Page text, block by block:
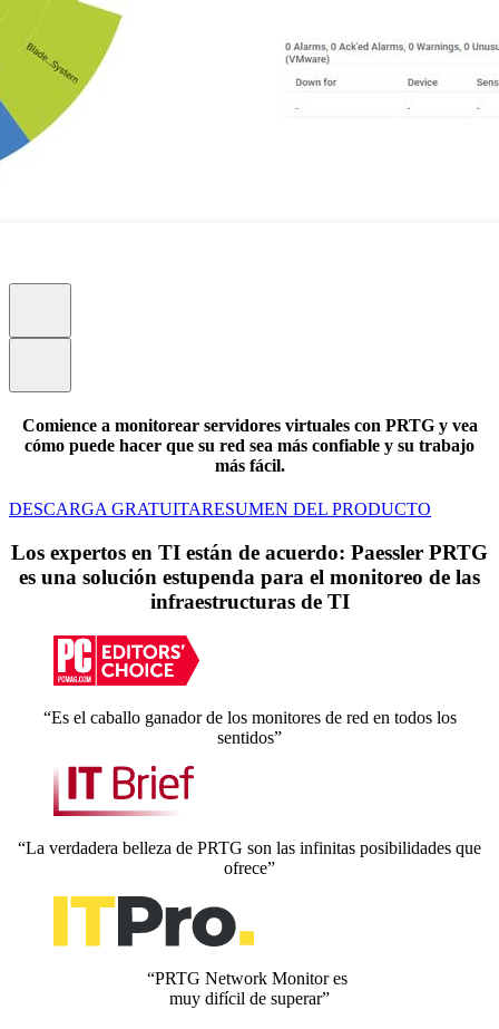
Comience a monitorear servidores virtuales con PRTG y vea
cómo puede hacer que su red sea más confiable y su trabajo
más fácil.
DESCARGA GRATUITARESUMEN DEL PRODUCTO
Los expertos en TI están de acuerdo: Paessler PRTG
es una solución estupenda para el monitoreo de las
infraestructuras de TI
“Es el caballo ganador de los monitores de red en todos los
sentidos”
“La verdadera belleza de PRTG son las infinitas posibilidades que
ofrece”
“PRTG Network Monitor es
muy difícil de superar”